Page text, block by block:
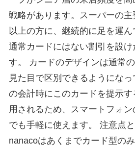
戦略があります。スーパーの
以上の方に、継続的に足を運ん
通常カードにはない割引を設
す。 カードのデザインは通常
見た目で区別できるようにな
の会計時にこのカードを提示
用されるため、スマートフォ
でも手軽に使えます。 注意点
nanacoはあくまでカード型のみ